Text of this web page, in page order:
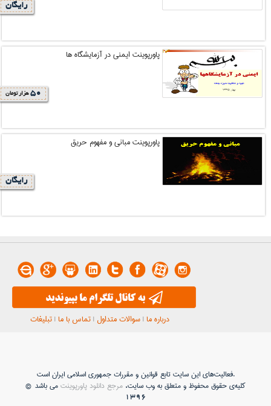
رایگان
پاورپوینت ایمنی در آزمایشگاه ها
50 هزار تومان
پاورپوینت مبانی و مفهوم حریق
رایگان
درباره ما |سوالات متداول |تماس با ما |تبلیغات
فعاليت‌های اين سايت تابع قوانين و مقررات جمهوری اسلامی ايران است.
کلیه‌ی حقوق محفوظ و متعلق به وب سایت،مرجع دانلود پاورپوینتمی باشد ©
1396